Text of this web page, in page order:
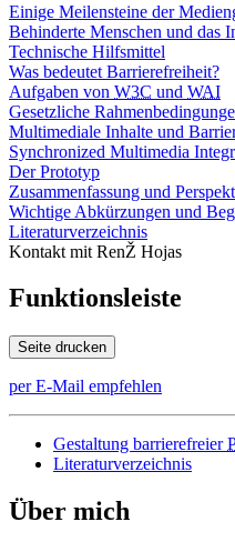
Einige Meilensteine der
Behinderte Menschen und das
Technische Hilfsmittel
Was bedeutet Barrierefreiheit?
Aufgaben von W3C und WAI
Gesetzliche
Multimediale Inhalte und
Synchronized Multimedia
Der Prototyp
Zusammenfassung und
Wichtige Abkürzungen und
Literaturverzeichnis
Kontakt mit RenŽ Hojas
Funktionsleiste
Seite drucken
per E-Mail empfehlen
Gestaltung barrierefreier
Literaturverzeichnis
Über mich